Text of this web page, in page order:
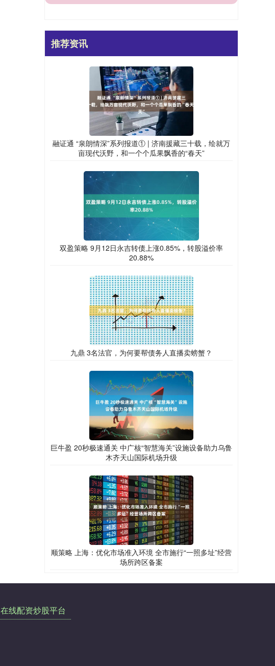
推荐资讯
融证通 “泉朗情深”系列报道① | 济南援藏三十载，绘就万
亩现代沃野，和一个个瓜果飘香的“春天”
双盈策略 9月12日永吉转债上涨0.85%，转股溢价率
20.88%
九鼎 3名法官，为何要帮债务人直播卖螃蟹？
巨牛盈 20秒极速通关 中广核“智慧海关”设施设备助力乌鲁
木齐天山国际机场升级
顺策略 上海：优化市场准入环境 全市施行“一照多址”经营
场所跨区备案
在线配资炒股平台